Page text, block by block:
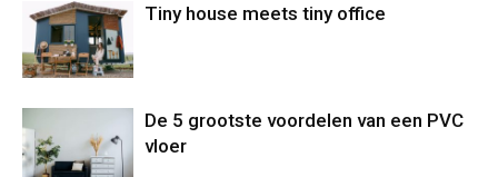
Tiny house meets tiny office
De 5 grootste voordelen van een PVC
vloer